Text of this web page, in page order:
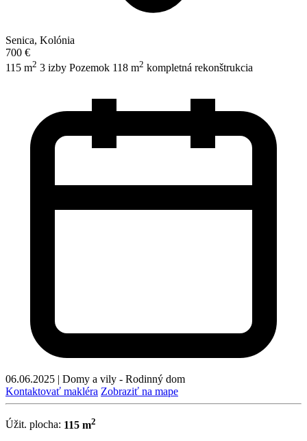
Senica, Kolónia
700 €
115 m2 3 izby Pozemok 118 m2 kompletná rekonštrukcia
06.06.2025 | Domy a vily - Rodinný dom
Kontaktovať makléra Zobraziť na mape
Úžit. plocha: 115 m2